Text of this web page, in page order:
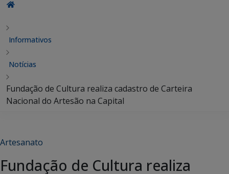
Informativos
Notícias
Fundação de Cultura realiza cadastro de Carteira
Nacional do Artesão na Capital
Artesanato
Fundação de Cultura realiza